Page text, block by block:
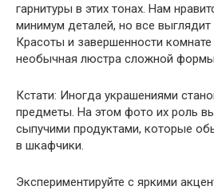
гарнитуры в этих тонах. Нам
минимум деталей, но все выглядит
Красоты и завершенности
необычная люстра сложной формы.
Кстати: Иногда украшениями
предметы. На этом фото их роль
сыпучими продуктами, которые
в шкафчики.
Экспериментируйте с яркими